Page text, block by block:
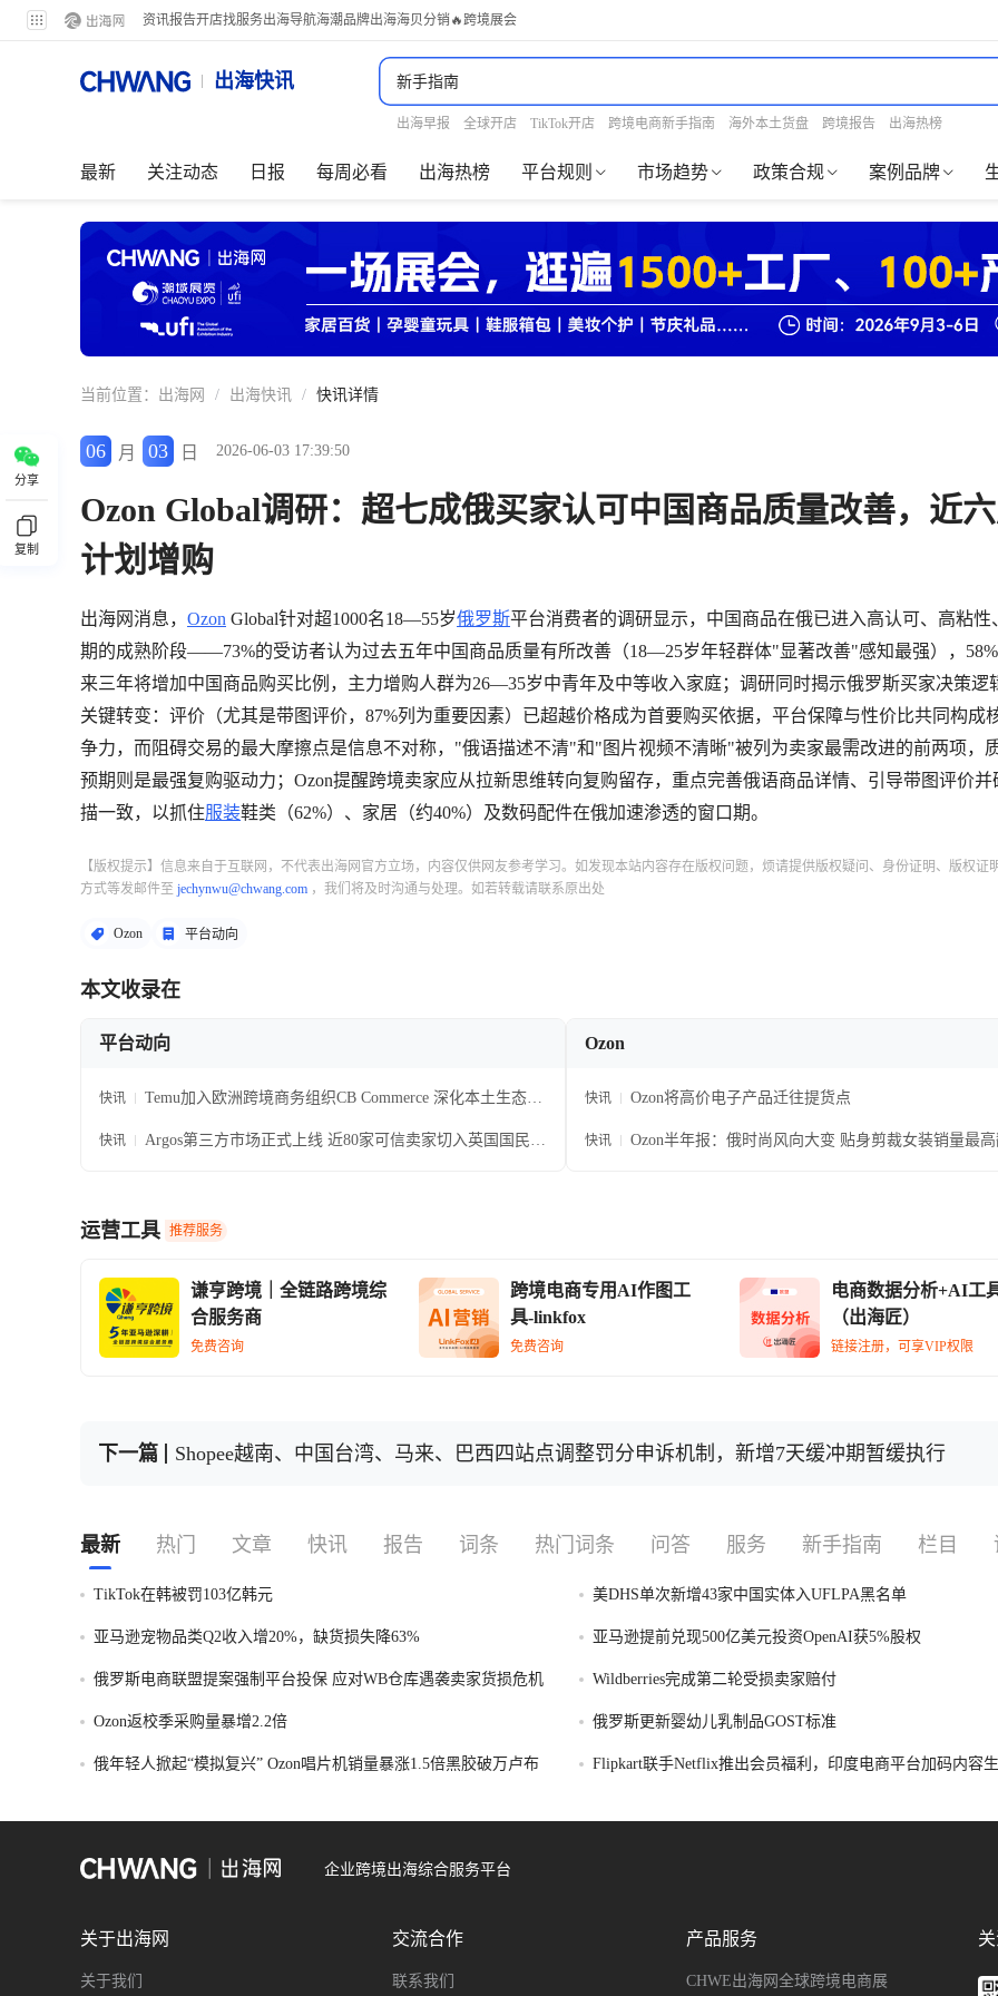
资讯报告开店找服务出海导航海潮品牌出海海贝分销 🔥跨境展会
出海快讯
出海早报 全球开店 TikTok开店 跨境电商新手指南 海外本土货盘 跨境报告 出海热榜
最新 关注动态 日报 每周必看 出海热榜 平台规则 市场趋势 政策合规 案例品牌
当前位置： 出海网 / 出海快讯 / 快讯详情
分享
复制
06 月 03 日 2026-06-03 17:39:50
Ozon Global调研：超七成俄买家认可中国商品质量改善，近
计划增购
出海网消息， Ozon Global针对超1000名18—55岁俄罗斯平台消费者的调研显示，中国商品在俄已进入高认可、高粘性
期的成熟阶段——73%的受访者认为过去五年中国商品质量有所改善（18—25岁年轻群体"显著改善"感知最强），
来三年将增加中国商品购买比例，主力增购人群为26—35岁中青年及中等收入家庭；调研同时揭示俄罗斯买家决策逻
关键转变：评价（尤其是带图评价，87%列为重要因素）已超越价格成为首要购买依据，平台保障与性价比共同构成
争力，而阻碍交易的最大摩擦点是信息不对称，"俄语描述不清"和"图片视频不清晰"被列为卖家最需改进的前两项，
预期则是最强复购驱动力；Ozon提醒跨境卖家应从拉新思维转向复购留存，重点完善俄语商品详情、引导带图评价并
描一致，以抓住服装鞋类（62%）、家居（约40%）及数码配件在俄加速渗透的窗口期。
【版权提示】信息来自于互联网，不代表出海网官方立场，内容仅供网友参考学习。如发现本站内容存在版权问题，烦请提供版权疑问、身份证明、版权证
方式等发邮件至 jechynwu@chwang.com ，我们将及时沟通与处理。如若转载请联系原出处
Ozon 平台动向
本文收录在
平台动向
快讯
Temu加入欧洲跨境商务组织CB Commerce 深化本土生态融
快讯
Argos第三方市场正式上线 近80家可信卖家切入英国国民级
Ozon
快讯 Ozon将高价电子产品迁往提货点
快讯 Ozon半年报：俄时尚风向大变 贴身剪裁女装销量最
运营工具 推荐服务
谦亨跨境｜全链路跨境综
合服务商
免费咨询
跨境电商专用AI作图工
具-linkfox
免费咨询
电商数据分析+AI工
（出海匠）
链接注册，可享VIP权限
下一篇 Shopee越南、中国台湾、马来、巴西四站点调整罚分申诉机制，新增7天缓冲期暂缓执行
最新 热门 文章 快讯 报告 词条 热门词条 问答 服务 新手指南 栏目
TikTok在韩被罚103亿韩元 美DHS单次新增43家中国实体入UFLPA黑名单
亚马逊宠物品类Q2收入增20%，缺货损失降63% 亚马逊提前兑现500亿美元投资OpenAI获5%股权
俄罗斯电商联盟提案强制平台投保 应对WB仓库遇袭卖家货损危机 Wildberries完成第二轮受损卖家赔付
Ozon返校季采购量暴增2.2倍 俄罗斯更新婴幼儿乳制品GOST标准
俄年轻人掀起“模拟复兴” Ozon唱片机销量暴涨1.5倍黑胶破万卢布 Flipkart联手Netflix推出会员福利，印度电商平台加码内容
企业跨境出海综合服务平台
关于出海网
关于我们
交流合作
联系我们
产品服务
CHWE出海网全球跨境电商展
关